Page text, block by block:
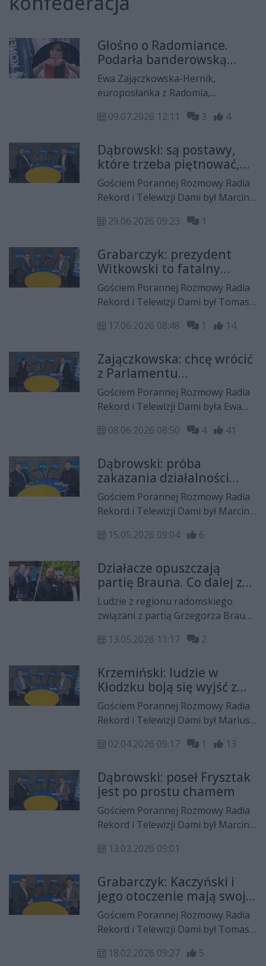
Głośno o Radomiance.
Podarła banderowską
flagę w Parlamencie
Europejskim [WIDEO]
Ewa Zajączkowska-Hernik,
europosłanka z Radomia,
czołowych mediów w Polsce i na
przemówienia w Parlamencie
Europejskim, które zakończyła
symbolicznym podarciem
czerwono-czarnej flagi będącej
symbolem ukraińskich
nacjonalistów.
09.07.2026 12:11 3 4
Dąbrowski: są postawy,
które trzeba piętnować,
ale nie powinno się tego
robić na uroczystościach
Gościem Porannej Rozmowy Radia
Rekord i Telewizji Dami był Marcin
radomskiego okręgu Nowej
29.06.2026 09:23 1
Grabarczyk: prezydent
Witkowski to fatalny
prezydent tak jak wielu
prezydentów z nadania
Gościem Porannej Rozmowy Radia
Rekord i Telewizji Dami był Tomasz
17.06.2026 08:48 1 14
Zajączkowska: chcę wrócić
z Parlamentu
Europejskiego do
polskiego sejmu
Gościem Porannej Rozmowy Radia
Rekord i Telewizji Dami była Ewa
Konfederacji do Parlamentu
08.06.2026 08:50 4 41
Dąbrowski: próba
zakazania działalności
fundacjom rodzinnym to
"grażynkokracja"
Gościem Porannej Rozmowy Radia
Rekord i Telewizji Dami był Marcin
radomskiego okręgu Nowej
15.05.2026 09:04 6
Działacze opuszczają
partię Brauna. Co dalej z
Konfederacją Korony
Polskiej w Radomiu?
Ludzie z regionu radomskiego
związani z partią Grzegorza Brauna
Przewodniczący lokalnych struktur
kolei były działacz stwierdza, że
jego odejście jest następstwem
tego, jak zarządza się lokalnymi
strukturami.
13.05.2026 11:17 2
Krzemiński: ludzie w
Kłodzku boją się wyjść z
psami na spacer, bo może
za rogiem czai się działacz
związany z Koalicją
Obywatelską
Gościem Porannej Rozmowy Radia
Rekord i Telewizji Dami był Mariusz
okręgu Ruchu Narodowego.
02.04.2026 09:17 1 13
Dąbrowski: poseł Frysztak
jest po prostu chamem
Gościem Porannej Rozmowy Radia
Rekord i Telewizji Dami był Marcin
okręgu Nowej Nadziei wchodzącej
13.03.2026 09:01
Grabarczyk: Kaczyński i
jego otoczenie mają swoje
lata. Muszą zrozumieć, że
pora opuszczać politykę
Gościem Porannej Rozmowy Radia
Rekord i Telewizji Dami był Tomasz
18.02.2026 09:27 5